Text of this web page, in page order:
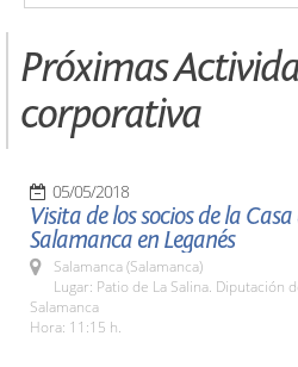
Próximas
corporativa
05/05/2018
Visita de los socios de la Casa
Salamanca en Leganés
Salamanca (Salamanca)
Lugar: Patio de La Salina. Diputación
Salamanca
Hora: 11:15 h.